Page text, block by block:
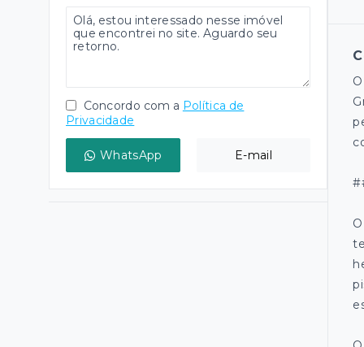
Concordo com a Política de
Privacidade
WhatsApp E-mail